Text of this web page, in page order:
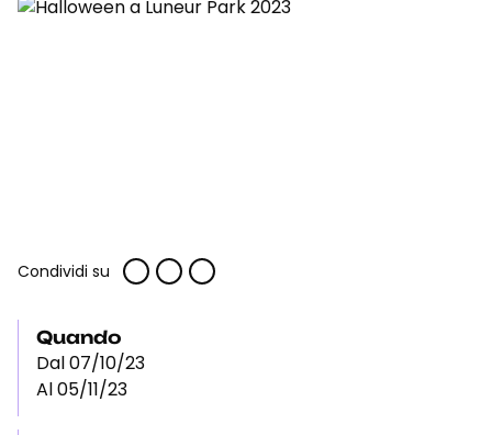
Condividi su
Quando
Dal 07/10/23
Al 05/11/23